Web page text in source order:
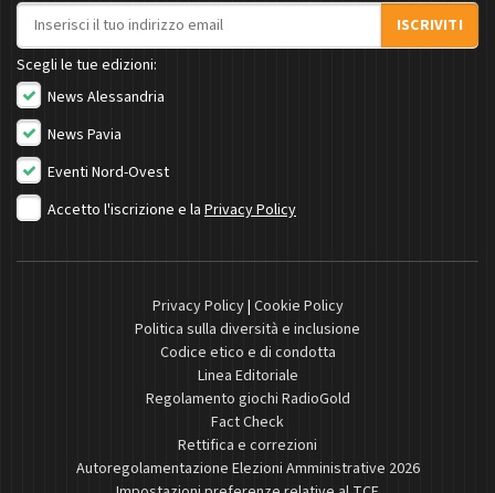
Indirizzo email
ISCRIVITI
Scegli le tue edizioni:
News Alessandria
News Pavia
Eventi Nord-Ovest
Accetto l'iscrizione e la Privacy Policy
Privacy Policy| Cookie Policy
Politica sulla diversità e inclusione
Codice etico e di condotta
Linea Editoriale
Regolamento giochi RadioGold
Fact Check
Rettifica e correzioni
Autoregolamentazione Elezioni Amministrative 2026